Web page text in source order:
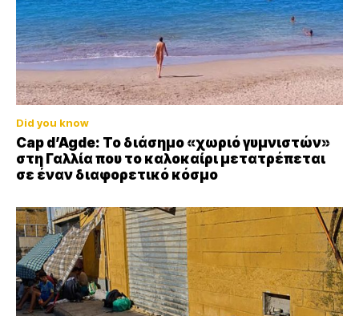
Did you know
Cap d’Agde: Το διάσημο «χωριό γυμνιστών»
στη Γαλλία που το καλοκαίρι μετατρέπεται
σε έναν διαφορετικό κόσμο